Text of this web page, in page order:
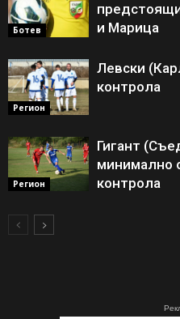
Ботев
и Марица
Регион
Левски
контрола
Регион
Гигант
минимално
контрола